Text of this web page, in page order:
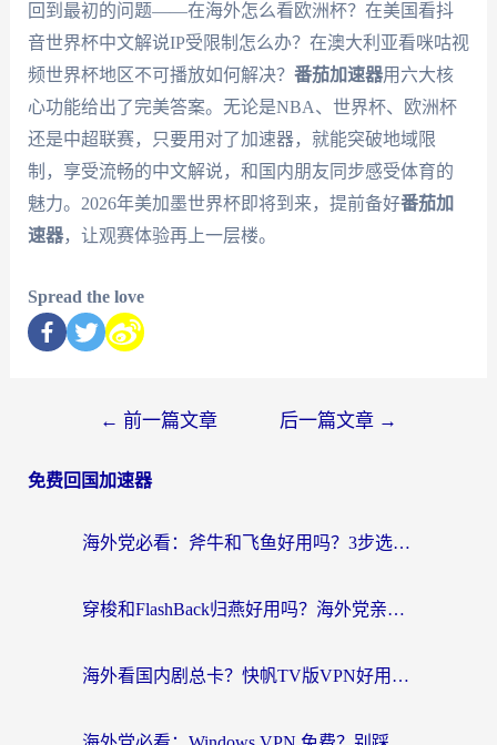
回到最初的问题——在海外怎么看欧洲杯？在美国看抖
音世界杯中文解说IP受限制怎么办？在澳大利亚看咪咕视
频世界杯地区不可播放如何解决？ 番茄加速器用六大核
心功能给出了完美答案。无论是NBA、世界杯、欧洲杯
还是中超联赛，只要用对了加速器，就能突破地域限
制，享受流畅的中文解说，和国内朋友同步感受体育的
魅力。2026年美加墨世界杯即将到来，提前备好番茄加
速器，让观赛体验再上一层楼。
Spread the love
← 前一篇文章 后一篇文章 →
免费回国加速器
海外党必看：斧牛和飞鱼好用吗？3步选对回国加速器，无缝刷剧玩国服
穿梭和FlashBack归燕好用吗？海外党亲测3款热门回国加速器，教你选对不踩坑
海外看国内剧总卡？快帆TV版VPN好用吗？和快滚VPN对比哪个回国效果更好？